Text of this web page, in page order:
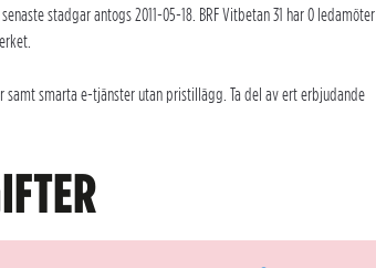
stadgar antogs 2011-05-18. BRF Vitbetan 31 har 0 ledamöter
samt smarta e-tjänster utan pristillägg. Ta del av ert erbjudande